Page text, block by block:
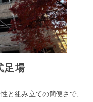
足場
と組み立ての簡便さで、